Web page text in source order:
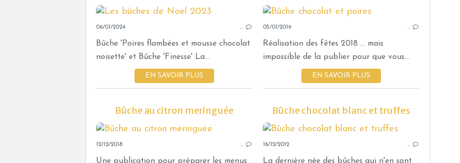
BÛCHES
06/01/2024 …
Bûche 'Poires flambées et mousse chocolat
noisette' et Bûche 'Finesse' La...
EN SAVOIR PLUS
05/01/2019 …
Réalisation des fêtes 2018 ... mais
impossible de la publier pour que vous...
EN SAVOIR PLUS
Bûche au citron meringuée
GÂTEAUX ET BISCUITS
12/12/2018 …
Une publication pour préparer les menus
Bûche chocolat blanc et truffes
16/12/2012 …
La dernière née des bûches qui n'en sont